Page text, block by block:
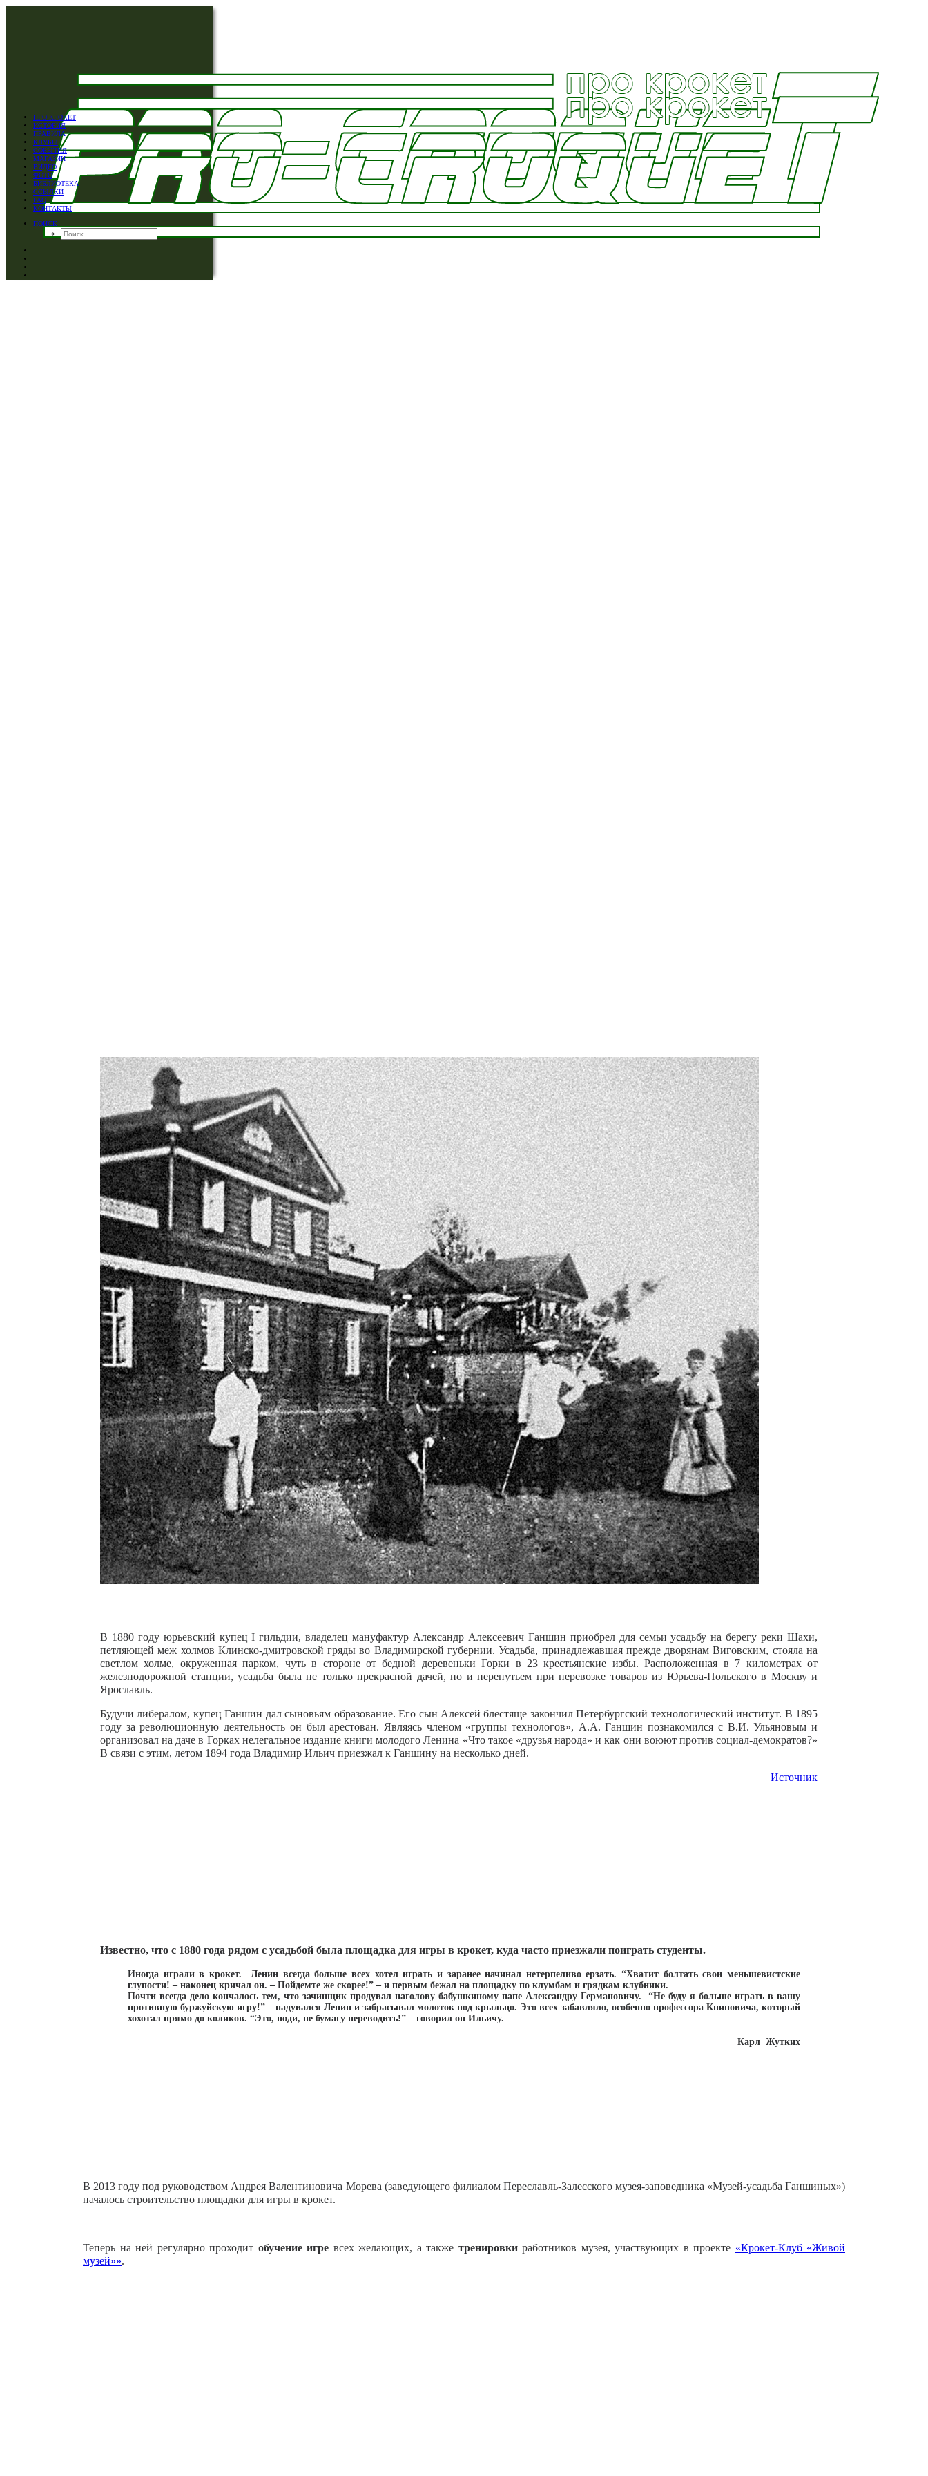
ПРО КРОКЕТ
ИСТОРИЯ
ПРАВИЛА
КЛУБЫ
СОБЫТИЯ
МАГАЗИН
ВИДЕО
ФОТО
БИБЛИОТЕКА
ССЫЛКИ
FAQ
КОНТАКТЫ
ПОИСК
В 1880 году юрьевский купец I гильдии, владелец мануфактур Александр Алексеевич Ганшин приобрел для семьи усадьбу на берегу реки Шахи,
петляющей меж холмов Клинско-дмитровской гряды во Владимирской губернии. Усадьба, принадлежавшая прежде дворянам Виговским, стояла на
светлом холме, окруженная парком, чуть в стороне от бедной деревеньки Горки в 23 крестьянские избы. Расположенная в 7 километрах от
железнодорожной станции, усадьба была не только прекрасной дачей, но и перепутьем при перевозке товаров из Юрьева-Польского в Москву и
Ярославль.
Будучи либералом, купец Ганшин дал сыновьям образование. Его сын Алексей блестяще закончил Петербургский технологический институт. В 1895
году за революционную деятельность он был арестован. Являясь членом «группы технологов», А.А. Ганшин познакомился с В.И. Ульяновым и
организовал на даче в Горках нелегальное издание книги молодого Ленина «Что такое «друзья народа» и как они воюют против социал-демократов?»
В связи с этим, летом 1894 года Владимир Ильич приезжал к Ганшину на несколько дней.
Источник
Известно, что с 1880 года рядом с усадьбой была площадка для игры в крокет, куда часто приезжали поиграть студенты.
Иногда играли в крокет. Ленин всегда больше всех хотел играть и заранее начинал нетерпеливо ерзать. “Хватит болтать свои меньшевистские
глупости! – наконец кричал он. – Пойдемте же скорее!” – и первым бежал на площадку по клумбам и грядкам клубники.
Почти всегда дело кончалось тем, что зачинщик продувал наголову бабушкиному папе Александру Германовичу. “Не буду я больше играть в вашу
противную буржуйскую игру!” – надувался Ленин и забрасывал молоток под крыльцо. Это всех забавляло, особенно профессора Книповича, который
хохотал прямо до коликов. “Это, поди, не бумагу переводить!” – говорил он Ильичу.
Карл Жутких
В 2013 году под руководством Андрея Валентиновича Морева (заведующего филиалом Переславль-Залесского музея-заповедника «Музей-усадьба Ганшиных»)
началось строительство площадки для игры в крокет.
Теперь на ней регулярно проходит обучение игре всех желающих, а также тренировкиработников музея, участвующих в проекте «Крокет-Клуб «Живой
музей»».